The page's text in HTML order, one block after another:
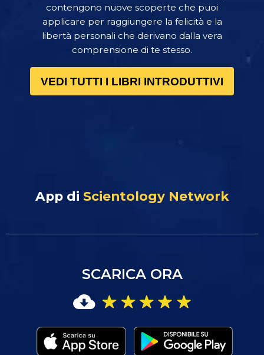
contengono nuove scoperte che puoi
applicare per raggiungere la felicità e la
libertà personali che derivano dalla vera
comprensione di te stesso.
VEDI TUTTI I LIBRI INTRODUTTIVI
App di Scientology Network
SCARICA ORA